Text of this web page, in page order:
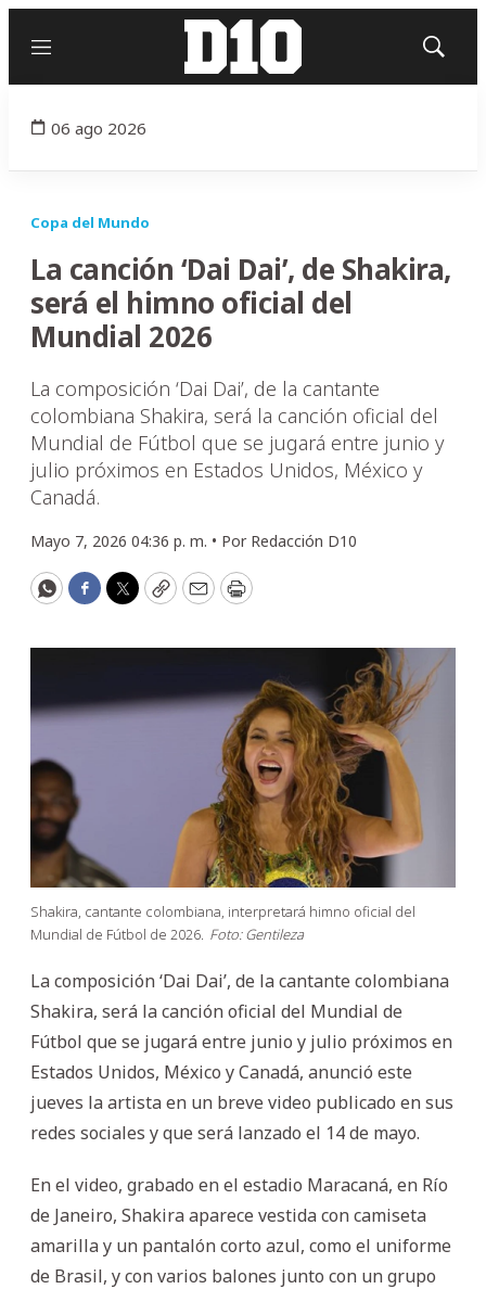
Menú
Mostrar
06 ago 2026
Copa del Mundo
La canción ‘Dai Dai’, de Shakira,
será el himno oficial del
Mundial 2026
La composición ‘Dai Dai’, de la cantante
colombiana Shakira, será la canción oficial del
Mundial de Fútbol que se jugará entre junio y
julio próximos en Estados Unidos, México y
Canadá.
Mayo 7, 2026 04:36 p. m. • Por Redacción D10
WhatsApp
Facebook
Twitter
CopyEmailPrint
Shakira, cantante colombiana, interpretará himno oficial del
Mundial de Fútbol de 2026. Foto: Gentileza
La composición ‘Dai Dai’, de la cantante colombiana
Shakira, será la canción oficial del Mundial de
Fútbol que se jugará entre junio y julio próximos en
Estados Unidos, México y Canadá, anunció este
jueves la artista en un breve video publicado en sus
redes sociales y que será lanzado el 14 de mayo.
En el video, grabado en el estadio Maracaná, en Río
de Janeiro, Shakira aparece vestida con camiseta
amarilla y un pantalón corto azul, como el uniforme
de Brasil, y con varios balones junto con un grupo